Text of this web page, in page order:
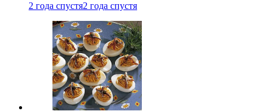
2 года спустя2 года спустя